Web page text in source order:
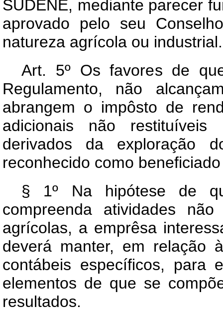
SUDENE, mediante parecer
aprovado pelo seu
natureza agrícola ou industrial.
Art. 5º Os favores de
Regulamento, não
abrangem o impôsto de
adicionais não restituíveis
derivados da exploração
reconhecido como
§ 1º Na hipótese de
compreenda atividades
agrícolas, a emprêsa
deverá manter, em relação
contábeis específicos, para
elementos de que se
resultados.